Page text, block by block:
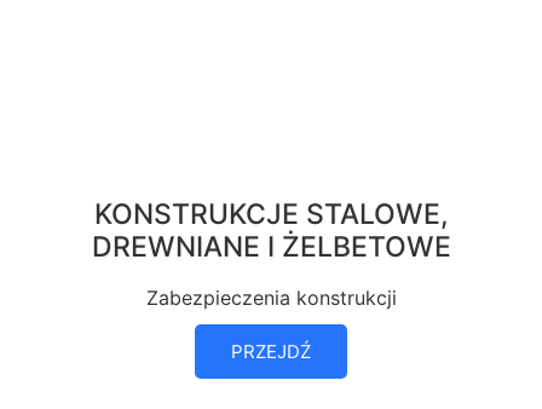
KONSTRUKCJE STALOWE,
DREWNIANE I ŻELBETOWE
Zabezpieczenia konstrukcji
PRZEJDŹ